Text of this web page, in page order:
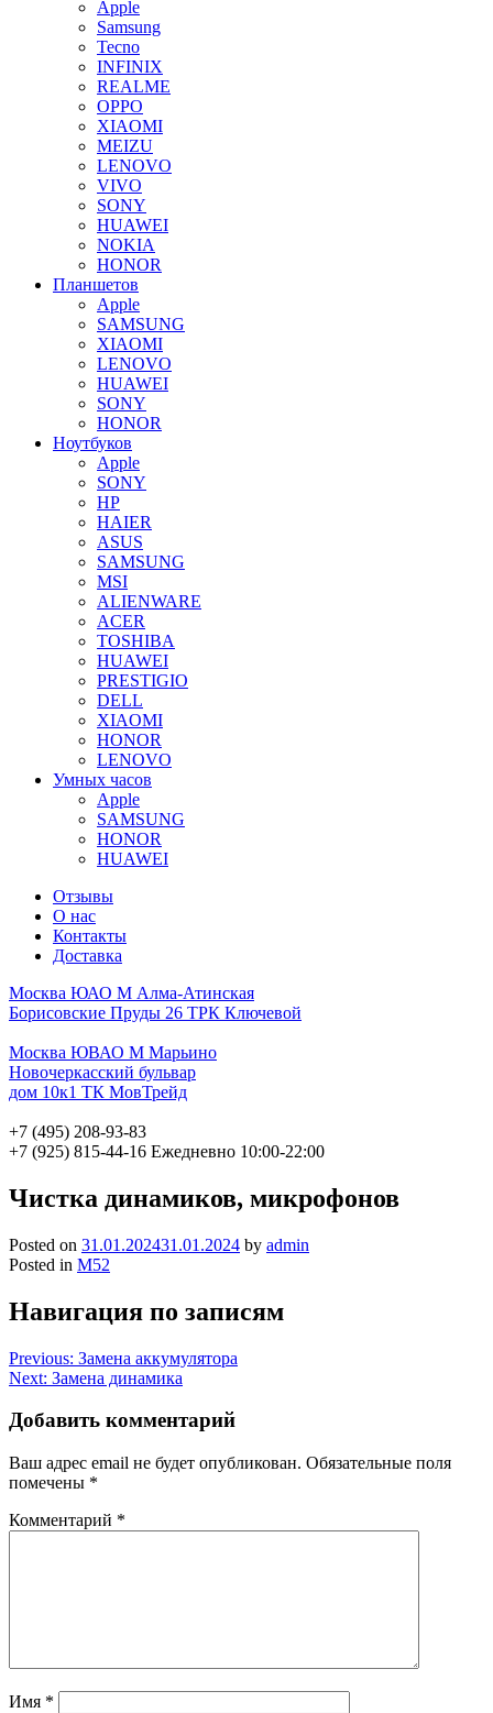
Apple
Samsung
Tecno
INFINIX
REALME
OPPO
XIAOMI
MEIZU
LENOVO
VIVO
SONY
HUAWEI
NOKIA
HONOR
Планшетов
Apple
SAMSUNG
XIAOMI
LENOVO
HUAWEI
SONY
HONOR
Ноутбуков
Apple
SONY
HP
HAIER
ASUS
SAMSUNG
MSI
ALIENWARE
ACER
TOSHIBA
HUAWEI
PRESTIGIO
DELL
XIAOMI
HONOR
LENOVO
Умных часов
Apple
SAMSUNG
HONOR
HUAWEI
Отзывы
О нас
Контакты
Доставка
Москва ЮАО М Алма-Атинская
Борисовские Пруды 26 ТРК Ключевой
Москва ЮВАО М Марьино
Новочеркасский бульвар
дом 10к1 ТК МовТрейд
+7 (495) 208-93-83
+7 (925) 815-44-16 Ежедневно 10:00-22:00
Чистка динамиков, микрофонов
Posted on 31.01.202431.01.2024 by admin
Posted in M52
Навигация по записям
Previous: Замена аккумулятора
Next: Замена динамика
Добавить комментарий
Ваш адрес email не будет опубликован. Обязательные поля
помечены *
Комментарий *
Имя *